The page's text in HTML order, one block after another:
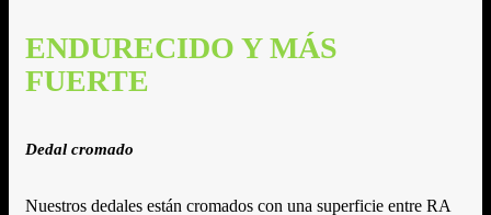
ENDURECIDO Y MÁS
FUERTE
Dedal cromado
Nuestros dedales están cromados con una superficie entre RA